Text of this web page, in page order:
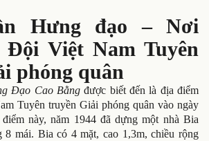
Hưng đạo – Nơi
Việt Nam Tuyên
phóng quân
Đạo Cao Bằng được biết đến là địa điểm
Tuyên truyền Giải phóng quân vào ngày
này, năm 1944 đã dựng một nhà Bia
8 mái. Bia có 4 mặt, cao 1,3m, chiều rộng